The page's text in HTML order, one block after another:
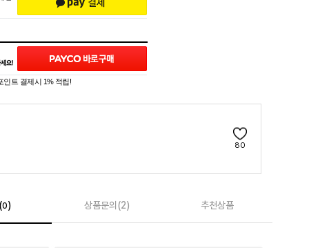
인트 결제시 1% 적립!
80
0) 상품문의(2) 추천상품